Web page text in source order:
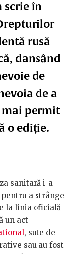
scrie în
rusă
dansând
de
de a
mai permit
o ediție.
sanitară i-a
a strânge
la linia oficială
un act
, sute de
sau au fost